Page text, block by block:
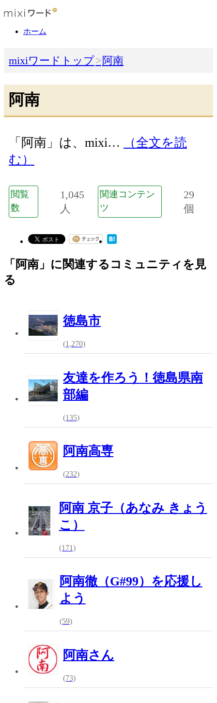
ホーム
mixiワードトップ 阿南
阿南
「阿南」は、mixi…
（全文を読
む）
閲覧
数
1,045
人
関連コンテン
ツ
29
個
「阿南」に関連するコミュニティを見
る
徳島市
(1,270)
友達を作ろう！徳島県南
部編
(135)
阿南高専
(232)
阿南 京子（あなみ きょう
こ）
(171)
阿南徹（G#99）を応援し
よう
(59)
阿南さん
(73)